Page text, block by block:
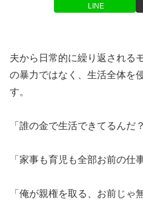
LINE
夫から日常的に繰り返される
の暴力ではなく、生活全体を
す。
「誰の金で生活できてるんだ？
「家事も育児も全部お前の仕
「俺が親権を取る、お前じゃ